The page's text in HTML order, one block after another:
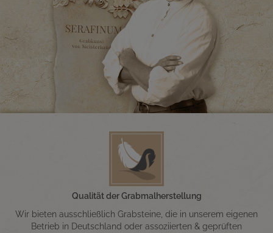
Qualität der Grabmalherstellung
Wir bieten ausschließlich Grabsteine, die in unserem eigenen
Betrieb in Deutschland oder assoziierten & geprüften